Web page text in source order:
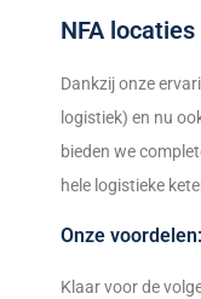
NFA
Dankzij onze
logistiek) en nu
bieden we
hele logistieke
Onze voordelen:
Klaar voor de